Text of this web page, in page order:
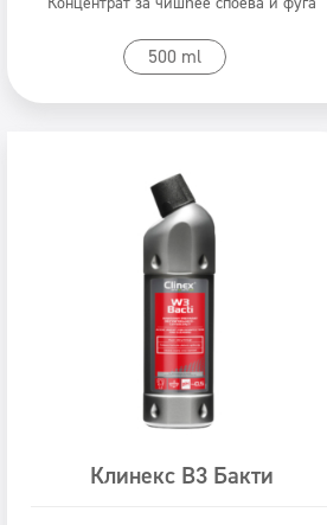
500 ml
Prikaži proizvod
Клинекс В3 Бакти